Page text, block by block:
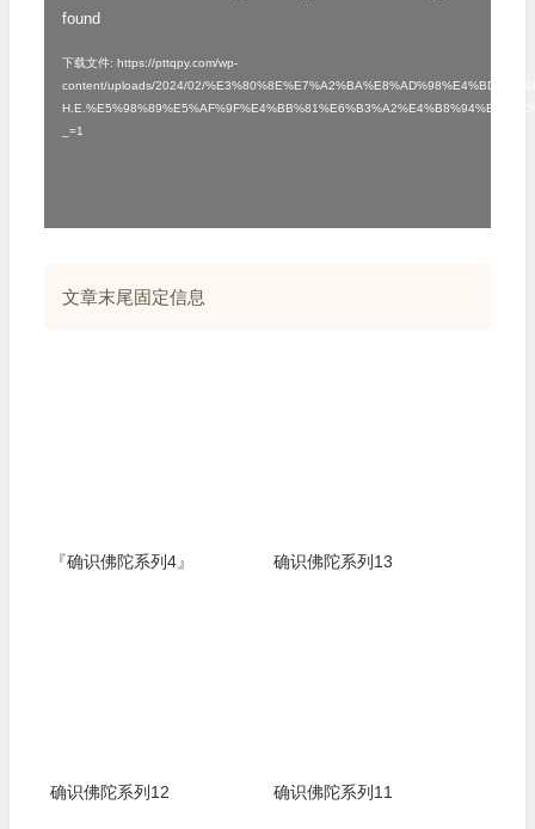
found
下载文件: https://pttqpy.com/wp-
content/uploads/2024/02/
_=1
文章末尾固定信息
『确识佛陀系列4』 确识佛陀系列13
确识佛陀系列12 确识佛陀系列11